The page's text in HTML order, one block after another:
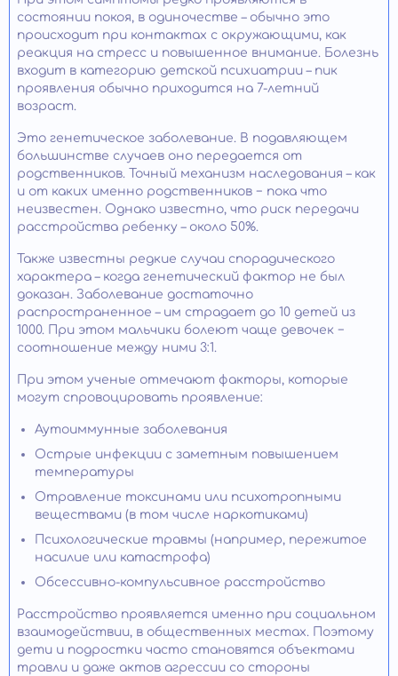
состоянии покоя, в одиночестве – обычно это
происходит при контактах с окружающими, как
реакция на стресс и повышенное внимание. Болезнь
входит в категорию детской психиатрии – пик
проявления обычно приходится на 7-летний
возраст.
Это генетическое заболевание. В подавляющем
большинстве случаев оно передается от
родственников. Точный механизм наследования – как
и от каких именно родственников − пока что
неизвестен. Однако известно, что риск передачи
расстройства ребенку – около 50%.
Также известны редкие случаи спорадического
характера – когда генетический фактор не был
доказан. Заболевание достаточно
распространенное – им страдает до 10 детей из
1000. При этом мальчики болеют чаще девочек −
соотношение между ними 3:1.
При этом ученые отмечают факторы, которые
могут спровоцировать проявление:
Аутоиммунные заболевания
Острые инфекции с заметным повышением
температуры
Отравление токсинами или психотропными
веществами (в том числе наркотиками)
Психологические травмы (например, пережитое
насилие или катастрофа)
Обсессивно-компульсивное расстройство
Расстройство проявляется именно при социальном
взаимодействии, в общественных местах. Поэтому
дети и подростки часто становятся объектами
травли и даже актов агрессии со стороны